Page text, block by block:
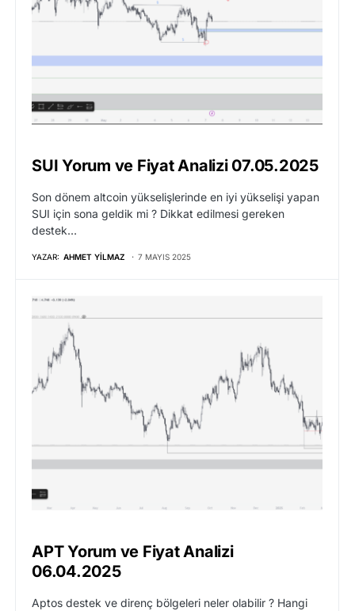
SUI Yorum ve Fiyat Analizi 07.05.2025
Son dönem altcoin yükselişlerinde en iyi yükselişi yapan
SUI için sona geldik mi ? Dikkat edilmesi gereken
destek…
YAZAR: AHMET YILMAZ 7 MAYIS 2025
APT Yorum ve Fiyat Analizi
06.04.2025
Aptos destek ve direnç bölgeleri neler olabilir ? Hangi